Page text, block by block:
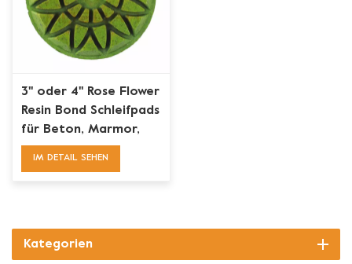
3'' oder 4'' Rose Flower
Resin Bond Schleifpads
für Beton, Marmor,
Granit
IM DETAIL SEHEN
Kategorien